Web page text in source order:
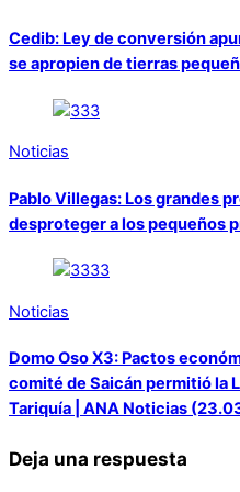
Cedib: Ley de conversión
se apropien de tierras
Noticias
Pablo Villegas: Los grandes
desproteger a los pequeños
Noticias
Domo Oso X3: Pactos
comité de Saicán permitió la
Tariquía | ANA Noticias
Deja una respuesta